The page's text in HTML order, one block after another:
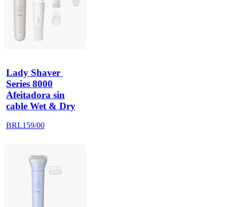
Lady Shaver
Series 8000
Afeitadora sin
cable Wet & Dry
BRL159/00